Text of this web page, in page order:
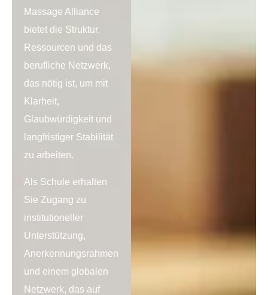
Massage Alliance
bietet die Struktur,
Ressourcen und das
berufliche Netzwerk,
das nötig ist, um mit
Klarheit,
Glaubwürdigkeit und
langfristiger Stabilität
zu arbeiten.
Als Schule erhalten
Sie Zugang zu
institutioneller
Unterstützung,
Anerkennungsrahmen
und einem globalen
Netzwerk, das auf